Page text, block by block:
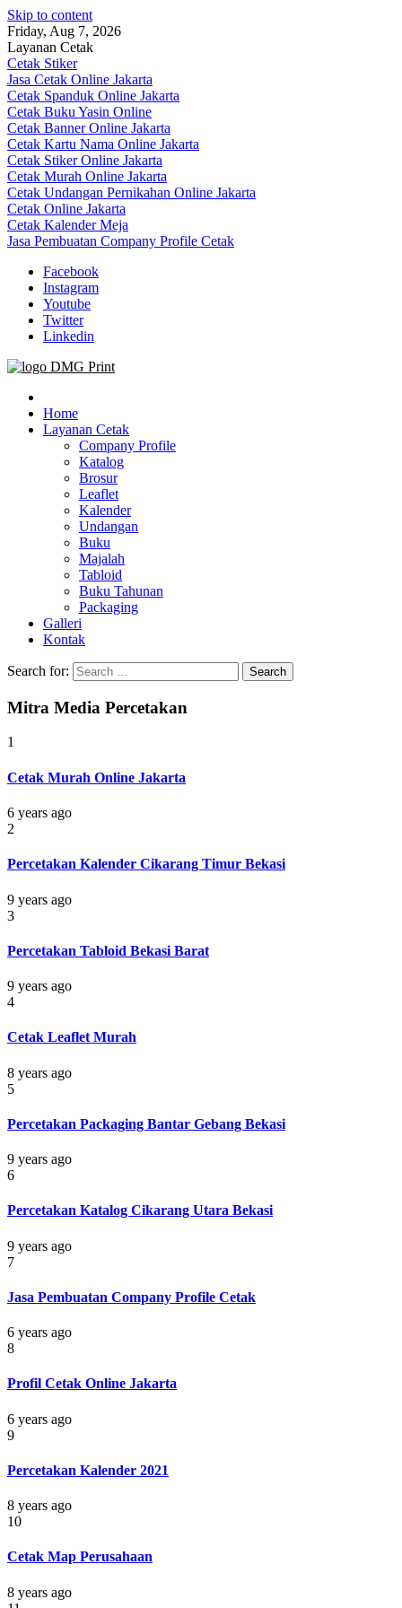
Skip to content
Friday, Aug 7, 2026
Layanan Cetak
Cetak Stiker
Jasa Cetak Online Jakarta
Cetak Spanduk Online Jakarta
Cetak Buku Yasin Online
Cetak Banner Online Jakarta
Cetak Kartu Nama Online Jakarta
Cetak Stiker Online Jakarta
Cetak Murah Online Jakarta
Cetak Undangan Pernikahan Online Jakarta
Cetak Online Jakarta
Cetak Kalender Meja
Jasa Pembuatan Company Profile Cetak
Facebook
Instagram
Youtube
Twitter
Linkedin
Jasa Cetak Online DMG Printing
Home
Layanan Cetak
Company Profile
Katalog
Brosur
Leaflet
Kalender
Undangan
Buku
Majalah
Tabloid
Buku Tahunan
Packaging
Galleri
Kontak
Search for:
Mitra Media Percetakan
1
Cetak Murah Online Jakarta
6 years ago
2
Percetakan Kalender Cikarang Timur Bekasi
9 years ago
3
Percetakan Tabloid Bekasi Barat
9 years ago
4
Cetak Leaflet Murah
8 years ago
5
Percetakan Packaging Bantar Gebang Bekasi
9 years ago
6
Percetakan Katalog Cikarang Utara Bekasi
9 years ago
7
Jasa Pembuatan Company Profile Cetak
6 years ago
8
Profil Cetak Online Jakarta
6 years ago
9
Percetakan Kalender 2021
8 years ago
10
Cetak Map Perusahaan
8 years ago